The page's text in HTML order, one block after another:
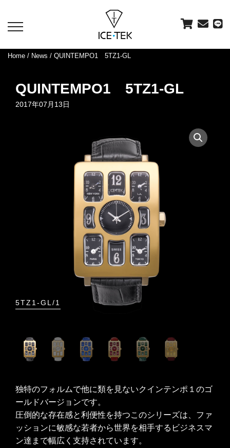
toggle
Home / News / QUINTEMPO1 5TZ1-GL
QUINTEMPO1 5TZ1-GL
2017年07月13日
5TZ1-GL/1
独特のフォルムで他に類を見ないクインテンポ１のゴ
ールドバージョンです。
圧倒的な存在感と利便性を持つこのシリーズは、ファ
ッションに敏感な若者から世界を相手するビジネスマ
ン達まで幅広く支持されています。